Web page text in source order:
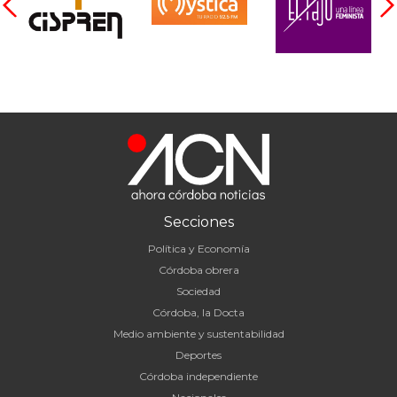
Secciones
Política y Economía
Córdoba obrera
Sociedad
Córdoba, la Docta
Medio ambiente y sustentabilidad
Deportes
Córdoba independiente